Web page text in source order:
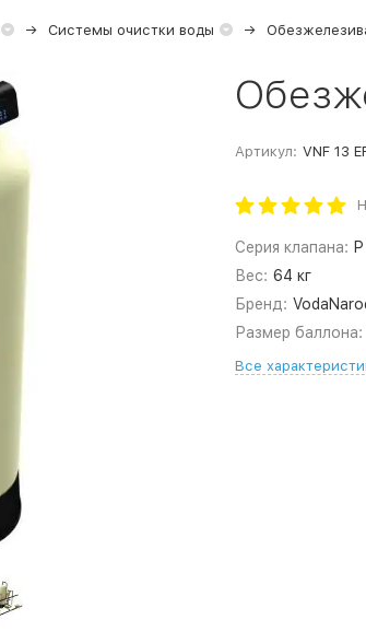
Системы очистки воды
Артикул: VNF 13
Серия клапана: P
Вес: 64 кг
Бренд:
Размер баллона:
Все